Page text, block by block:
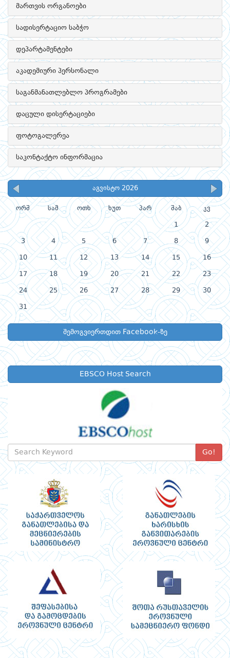
მართვის ორგანოები
სადისერტაციო საბჭო
დეპარტამენტები
აკადემიური პერსონალი
საგანმანათლებლო პროგრამები
დაცული დისერტაციები
ფოტოგალერეა
საკონტაქტო ინფორმაცია
აგვისტო 2026
ორშ სამ ოთხ ხუთ პარ შაბ კვ
1 2
3 4 5 6 7 8 9
10 11 12 13 14 15 16
17 18 19 20 21 22 23
24 25 26 27 28 29 30
31
შემოგვიერთდით Facebook-ზე
EBSCO Host Search
Go!